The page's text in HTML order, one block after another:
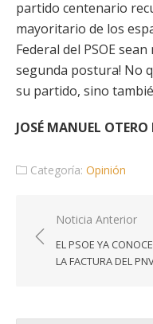
partido centenario
mayoritario de los
Federal del PSOE
segunda postura! No
su partido, sino
JOSÉ MANUEL
Categoría: Opinión
Navegación
de
entradas
Noticia Anterior
EL PSOE YA CONOCE
LA FACTURA DEL